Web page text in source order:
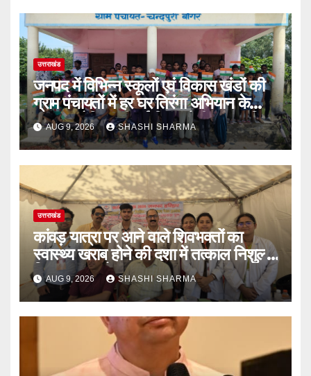
उत्तराखंड
जनपद में विभिन्न स्कूलों एवं विकास खंडों की
ग्राम पंचायतों में हर घर तिरंगा अभियान के
तहत आयोजित की गई तिरंगा रैली एवं साइकिल
रैली
AUG 9, 2026 SHASHI SHARMA
उत्तराखंड
कांवड़ यात्रा पर आने वाले शिवभक्तों का
स्वास्थ्य खराब होने की दशा में तत्काल निशुल्क
किया जा रहा है उपचार
AUG 9, 2026 SHASHI SHARMA